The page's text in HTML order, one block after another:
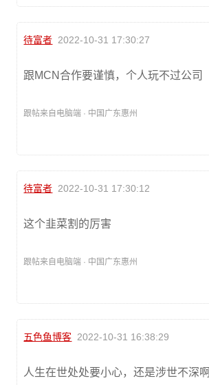
待富者 2022-10-31 17:30:27
跟MCN合作要谨慎，个人玩不过公司
跟帖来自电脑端 · 中国广东惠州
待富者 2022-10-31 17:30:12
这个韭菜割的厉害
跟帖来自电脑端 · 中国广东惠州
五色鱼博客 2022-10-31 16:38:29
人生在世处处要小心，还是涉世不深啊